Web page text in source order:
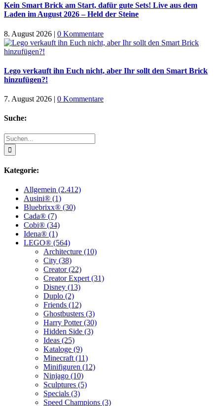
Kein Smart Brick am Start, dafür gute Sets! Live aus dem
Laden im August 2026 – Held der Steine
8. August 2026 | 0 Kommentare
Lego verkauft ihn Euch nicht, aber Ihr sollt den Smart Brick
hinzufügen?!
7. August 2026 | 0 Kommentare
Suche:
Suche
nach:
Kategorie:
Allgemein (2.412)
Ausini® (1)
Bluebrixx® (30)
Cada® (7)
Cobi® (34)
Idena® (1)
LEGO® (564)
Architecture (10)
City (38)
Creator (22)
Creator Expert (31)
Disney (13)
Duplo (2)
Friends (12)
Ghostbusters (3)
Harry Potter (30)
Hidden Side (3)
Ideas (25)
Kataloge (9)
Minecraft (11)
Minifiguren (12)
Ninjago (10)
Sculptures (5)
Specials (3)
Speed Champions (3)